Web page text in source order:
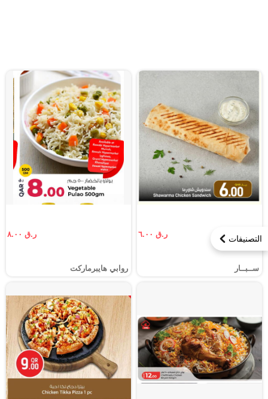
التصنيفات ر.ق ٦.٠٠
ســبــار
ر.ق ٨.٠٠
روابي هايبرماركت